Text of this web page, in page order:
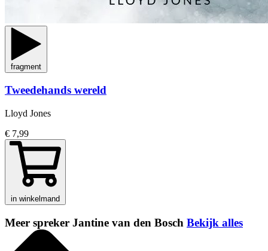
fragment
Tweedehands wereld
Lloyd Jones
€ 7,99
in winkelmand
Meer spreker Jantine van den Bosch Bekijk alles